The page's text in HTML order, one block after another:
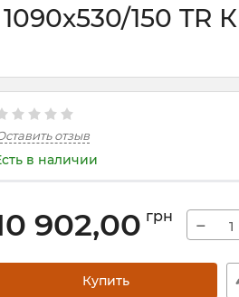
150 TR К
отзыв
в наличии
902,00 грн −
Купить